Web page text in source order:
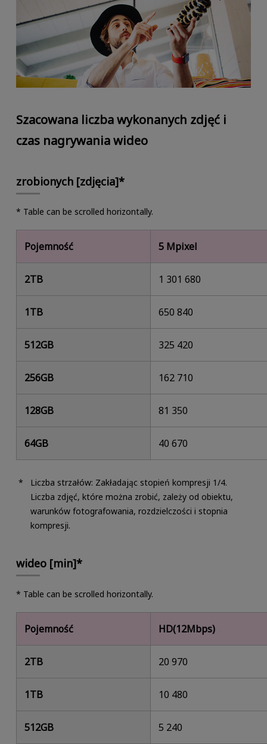
Szacowana liczba wykonanych zdjęć i
czas nagrywania wideo
zrobionych [zdjęcia]*
* Table can be scrolled horizontally.
Pojemność 5 Mpixel
2TB 1 301 680
1TB 650 840
512GB 325 420
256GB 162 710
128GB 81 350
64GB 40 670
Liczba strzałów: Zakładając stopień kompresji 1/4.
Liczba zdjęć, które można zrobić, zależy od obiektu,
warunków fotografowania, rozdzielczości i stopnia
kompresji.
wideo [min]*
* Table can be scrolled horizontally.
Pojemność HD(12Mbps)
2TB 20 970
1TB 10 480
512GB 5 240